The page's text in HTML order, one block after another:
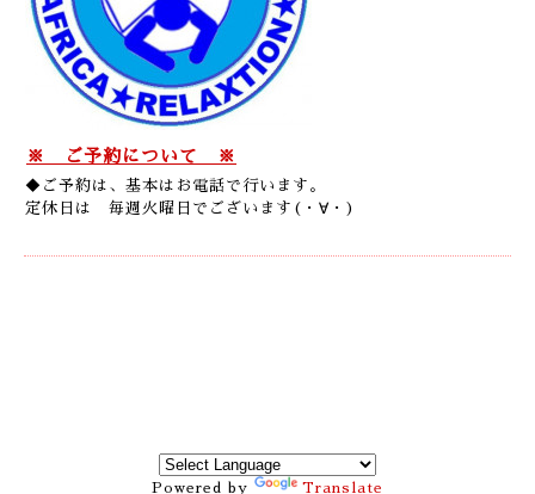
※ ご予約について ※
◆ご予約は、基本はお電話で行います。
定休日は 毎週火曜日でございます(・∀・)
Powered by Translate